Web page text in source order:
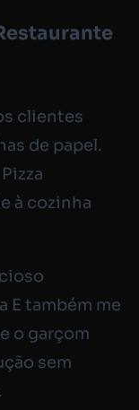
clientes
de papel.
à cozinha
E também me
o garçom
sem